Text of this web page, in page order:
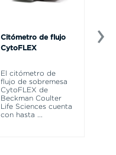
Citómetro de flujo
CytoFLEX
El citómetro de
flujo de sobremesa
CytoFLEX de
Beckman Coulter
Life Sciences cuenta
con hasta ...